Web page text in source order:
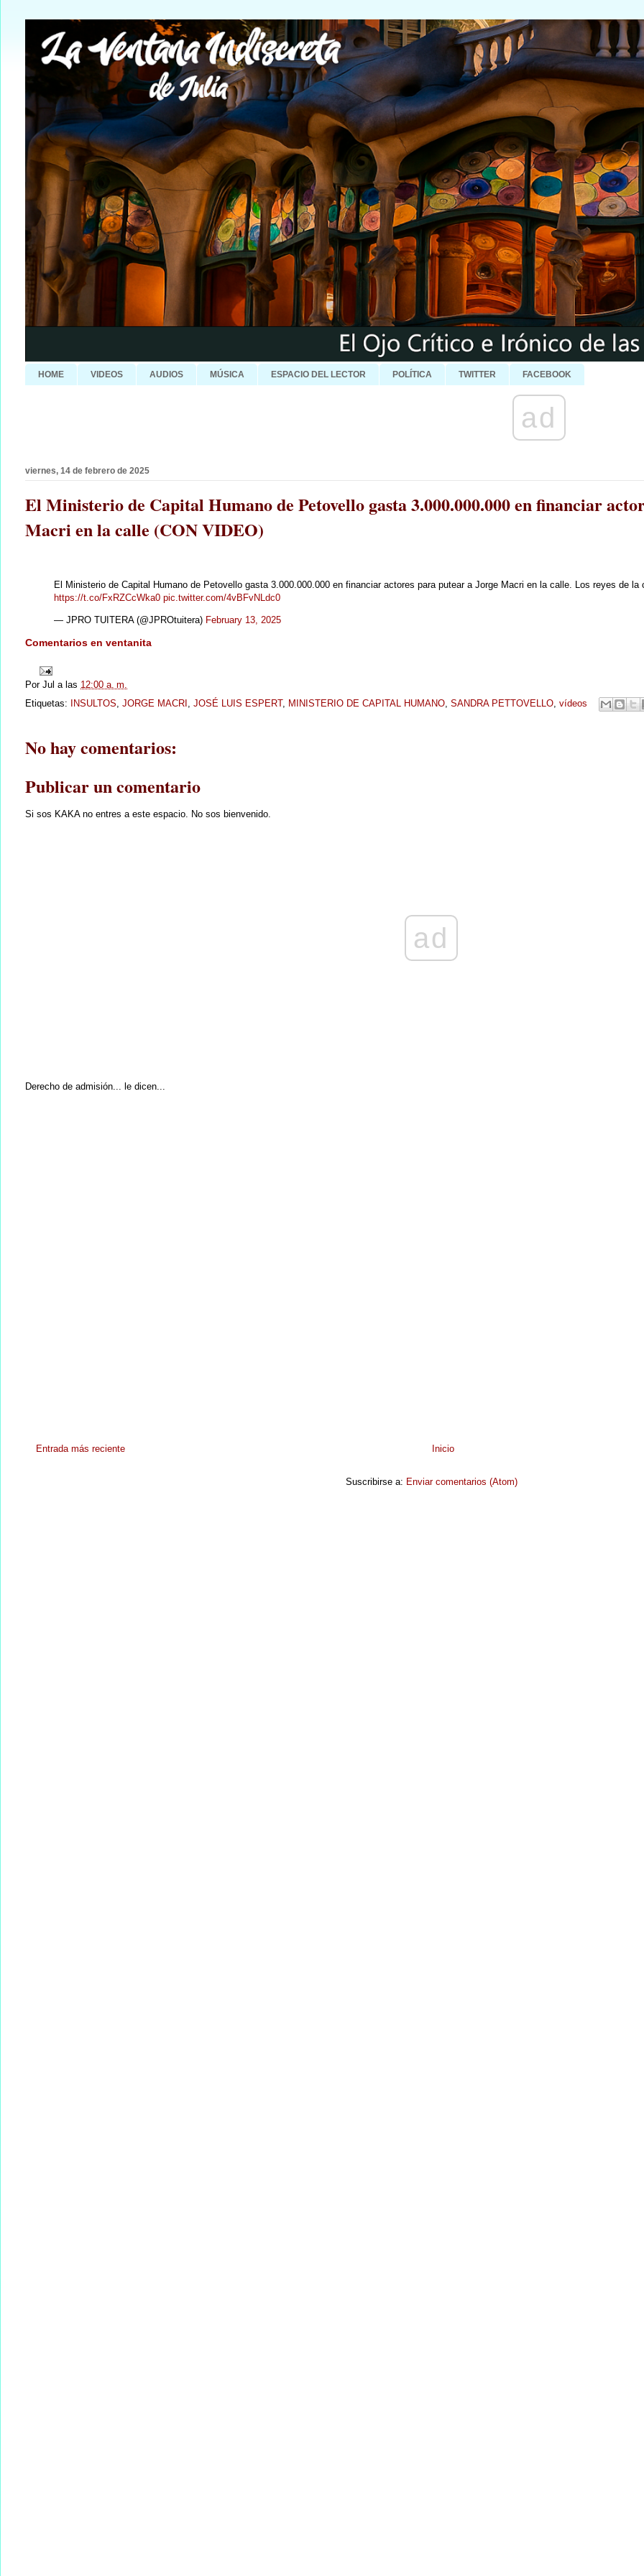
HOME VIDEOS AUDIOS MÚSICA ESPACIO DEL LECTOR POLÍTICA TWITTER FACEBOOK
ad
viernes, 14 de febrero de 2025
El Ministerio de Capital Humano de Petovello gasta 3.000.000.000 en financiar
Macri en la calle (CON VIDEO)
El Ministerio de Capital Humano de Petovello gasta 3.000.000.000 en financiar actores para putear a Jorge Macri en la calle. Los reyes de la
https://t.co/FxRZCcWka0 pic.twitter.com/4vBFvNLdc0
— JPRO TUITERA (@JPROtuitera) February 13, 2025
Comentarios en ventanita
Por Jul a las 12:00 a. m.
Etiquetas:
INSULTOS JORGE MACRI JOSÉ LUIS ESPERT, MINISTERIO DE CAPITAL HUMANO SANDRA PETTOVELLO vídeos
No hay comentarios:
Publicar un comentario
Si sos KAKA no entres a este espacio. No sos bienvenido.
ad
Derecho de admisión... le dicen...
Entrada más reciente Inicio
Suscribirse a: Enviar comentarios (Atom)